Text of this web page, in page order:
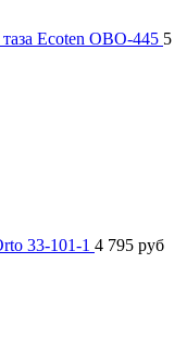
Ecoten ОВО-445 5
33-101-1 4 795 руб